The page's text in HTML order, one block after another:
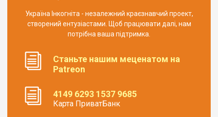
Україна Інкогніта - незалежний краєзнавчий проект,
створений ентузіастами. Щоб працювати далі, нам
потрібна ваша підтримка.
Станьте нашим меценатом на
Patreon
4149 6293 1537 9685
Карта ПриватБанк